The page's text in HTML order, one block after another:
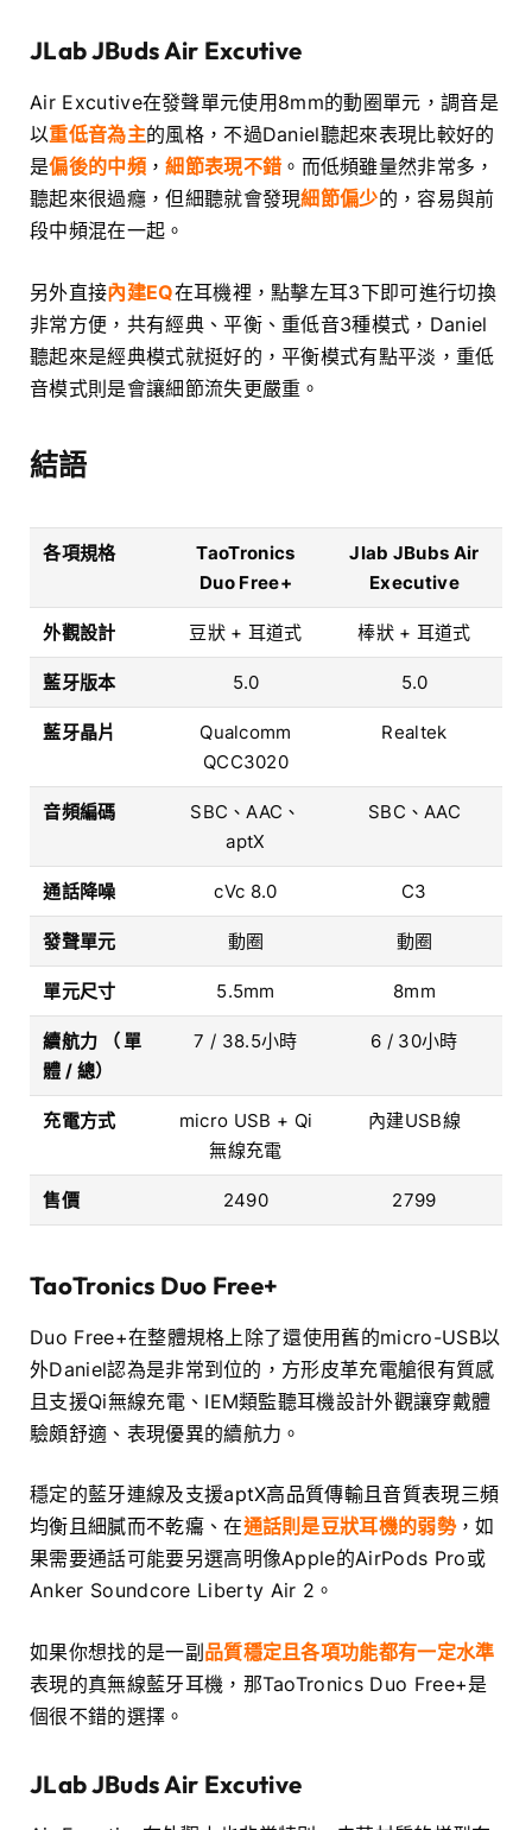
JLab JBuds Air Excutive
Air Excutive在發聲單元使用8mm的動圈單元，調音是
以重低音為主的風格，不過Daniel聽起來表現比較好的
是偏後的中頻，細節表現不錯 。而低頻雖量然非常多，
聽起來很過癮，但細聽就會發現細節偏少的，容易與前
段中頻混在一起。
另外直接內建EQ在耳機裡，點擊左耳3下即可進行切換
非常方便，共有經典、平衡、重低音3種模式，Daniel
聽起來是經典模式就挺好的，平衡模式有點平淡，重低
音模式則是會讓細節流失更嚴重。
結語
各項規格
TaoTronics
Duo Free+
Jlab JBubs Air
Executive
外觀設計 豆狀 + 耳道式 棒狀 + 耳道式
藍牙版本 5.0 5.0
藍牙晶片
Qualcomm
QCC3020
Realtek
音頻編碼
SBC、AAC、
aptX
SBC、AAC
通話降噪 cVc 8.0 C3
發聲單元 動圈 動圈
單元尺寸 5.5mm 8mm
續航力 （ 單
體 / 總）
7 / 38.5小時 6 / 30小時
充電方式
micro USB + Qi
無線充電
內建USB線
售價 2490 2799
TaoTronics Duo Free+
Duo Free+在整體規格上除了還使用舊的micro-USB以
外Daniel認為是非常到位的，方形皮革充電艙很有質感
且支援Qi無線充電、IEM類監聽耳機設計外觀讓穿戴體
驗頗舒適、表現優異的續航力。
穩定的藍牙連線及支援aptX高品質傳輸且音質表現三頻
均衡且細膩而不乾癟、在通話則是豆狀耳機的弱勢，如
果需要通話可能要另選高明像Apple的AirPods Pro或
Anker Soundcore Liberty Air 2。
如果你想找的是一副品質穩定且各項功能都有一定水準
表現的真無線藍牙耳機，那TaoTronics Duo Free+是
個很不錯的選擇。
JLab JBuds Air Excutive